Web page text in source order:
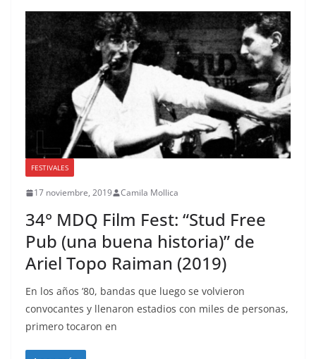
FESTIVALES
17 noviembre, 2019 Camila Mollica
34° MDQ Film Fest: “Stud Free
Pub (una buena historia)” de
Ariel Topo Raiman (2019)
En los años ’80, bandas que luego se volvieron
convocantes y llenaron estadios con miles de personas,
primero tocaron en